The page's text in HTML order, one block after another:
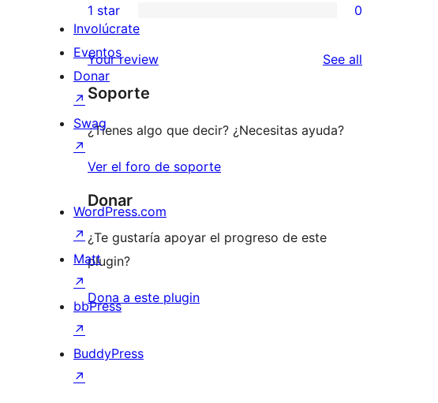
reviews
star
reviews
2-
reviews
star
reviews
1 star 0
Your review See all
Soporte
¿Tienes algo que decir? ¿Necesitas ayuda?
Ver el foro de soporte
Donar
¿Te gustaría apoyar el progreso de este
plugin?
Dona a este plugin
Involúcrate
Eventos
Donar
↗
Swag
↗
WordPress.com
↗
Matt
↗
bbPress
↗
BuddyPress
↗